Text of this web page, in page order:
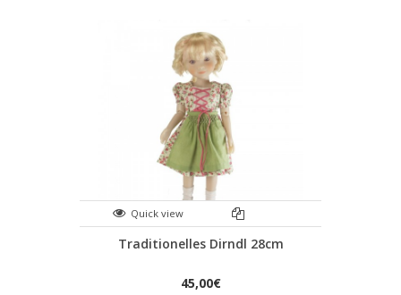
Quick view
Traditionelles Dirndl 28cm
45,00€